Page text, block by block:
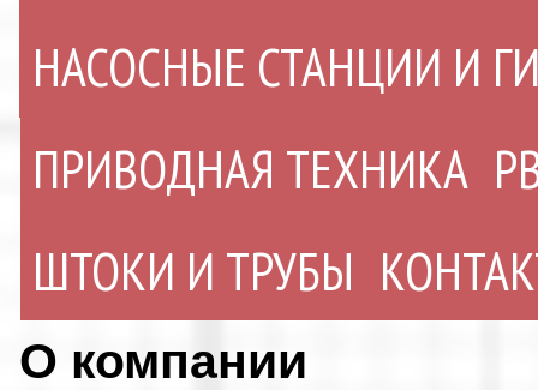
НАСОСНЫЕ СТАНЦИИ И
ПРИВОДНАЯ ТЕХНИКА
ШТОКИ И ТРУБЫ
О компании